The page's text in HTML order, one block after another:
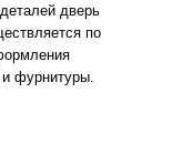
дверь
по
фурнитуры.